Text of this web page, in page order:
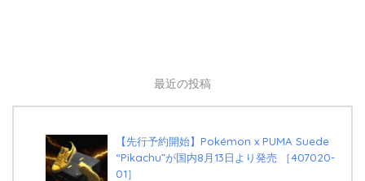
最近の投稿
【先行予約開始】Pokémon x PUMA Suede
“Pikachu”が国内8月13日より発売 ［407020-
01］